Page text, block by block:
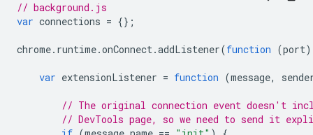
// background.js
var connections = {};
chrome. runtime.onConnect.addListener(function (port)
var extensionListener = function (message,
// The original connection event doesn't
// DevTools page, so we need to send it